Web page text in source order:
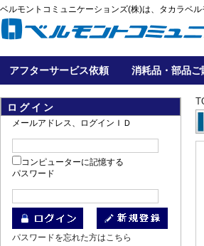
ベルモントコミュニケーションズ(株)は、タカラベ
アフターサービス依頼 消耗品・部品ご
ログイン
メールアドレス、ログインＩＤ
コンピューターに記憶する
パスワード
パスワードを忘れた方はこちら